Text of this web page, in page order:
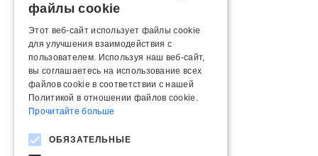
файлы cookie
Этот веб-сайт использует файлы cookie
для улучшения взаимодействия с
пользователем. Используя наш веб-сайт,
вы соглашаетесь на использование всех
файлов cookie в соответствии с нашей
Политикой в ​​отношении файлов cookie.
Прочитайте больше
ОБЯЗАТЕЛЬНЫЕ